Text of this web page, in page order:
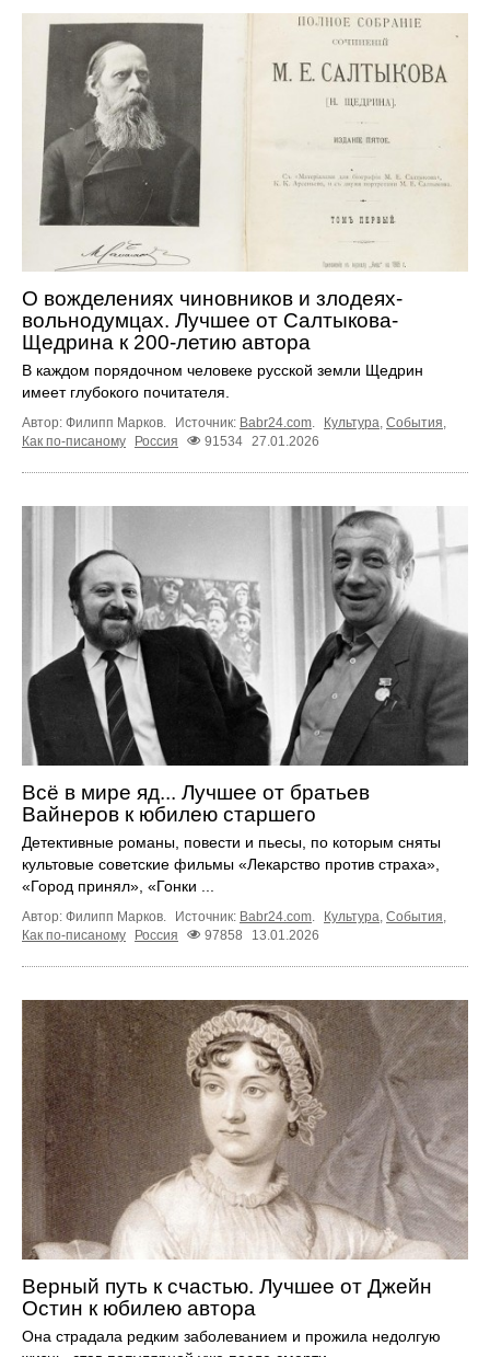
О вожделениях чиновников и злодеях-
вольнодумцах. Лучшее от Салтыкова-
Щедрина к 200‑летию автора
В каждом порядочном человеке русской земли Щедрин
имеет глубокого почитателя.
Автор: Филипп Марков. Источник: Babr24.com. Культура, События,
Как по-писаному
Россия 91534 27.01.2026
Всё в мире яд... Лучшее от братьев
Вайнеров к юбилею старшего
Детективные романы, повести и пьесы, по которым сняты
культовые советские фильмы «Лекарство против страха»,
«Город принял», «Гонки ...
Автор: Филипп Марков. Источник: Babr24.com. Культура, События,
Как по-писаному
Россия 97858 13.01.2026
Верный путь к счастью. Лучшее от Джейн
Остин к юбилею автора
Она страдала редким заболеванием и прожила недолгую